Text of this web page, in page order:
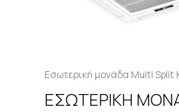
Εσωτερική μονάδα Multi Split
ΕΣΩΤΕΡΙΚΗ